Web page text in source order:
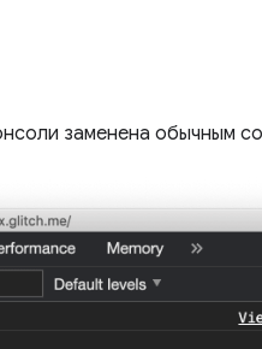
заменена обычным